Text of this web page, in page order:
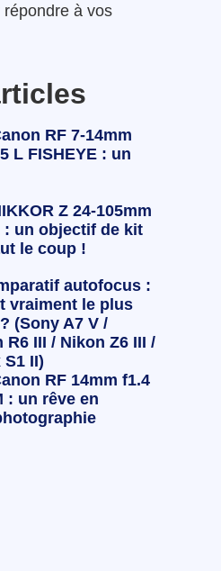
à vos
RF 7-14mm
L FISHEYE : un
Z 24-105mm
: un objectif de kit
le coup !
autofocus :
vraiment le plus
(Sony A7 V /
R6 III / Nikon Z6 III /
II)
RF 14mm f1.4
: un rêve en